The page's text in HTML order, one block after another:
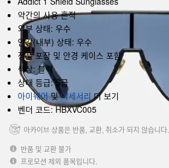
약간의 사용 흔적
외부 상태: 우수
안감(내부) 상태: 우수
정품 포장 및 안경 케이스 포함
색상: 블랙
상태 등급: S급
아이웨어및액세서리더 보기
벤더 코드: HBXVC005
아카이브 상품은 반품, 교환, 취소가 되지 않습니다.
반품 및 교환 불가
프로모션 제외 품목입니다.